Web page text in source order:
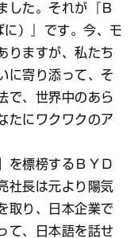
した。それが『Ｂ
）』です。今、モ
りますが、私たち
に寄り添って、そ
で、世界中のあら
たにワクワクのア
を標榜するＢＹＤ
社長は元より陽気
取り、日本企業で
て、日本語を話せ